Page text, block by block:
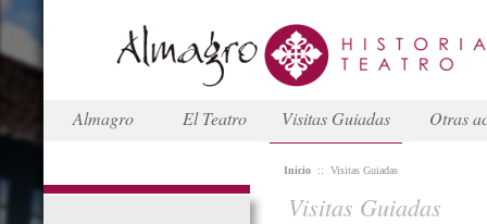
Almagro El Teatro Visitas Guiadas Otras
Inicio :: Visitas Guiadas
Visitas Guiadas